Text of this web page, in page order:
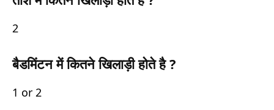
2
बैडमिंटन में कितने खिलाड़ी होते है ?
1 or 2